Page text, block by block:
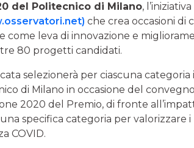
del Politecnico di Milano,
che crea occasioni di
leva di innovazione e
80 progetti candidati.
selezionerà per ciascuna categoria
di Milano in occasione del
2020 del Premio, di fronte
specifica categoria per valorizzare i
COVID.